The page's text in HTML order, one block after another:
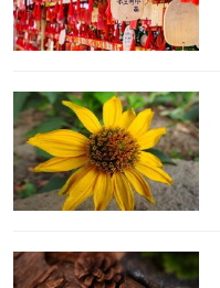
波在外地出差，倘若抓住
发挥自己的才能，受到老
升职加薪的可能，到了年